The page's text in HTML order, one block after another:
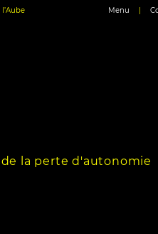
Menu |
la perte d'autonomie